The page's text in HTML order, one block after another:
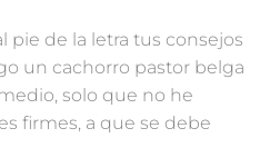
pie de la letra tus consejos
un cachorro pastor belga
solo que no he
firmes, a que se debe